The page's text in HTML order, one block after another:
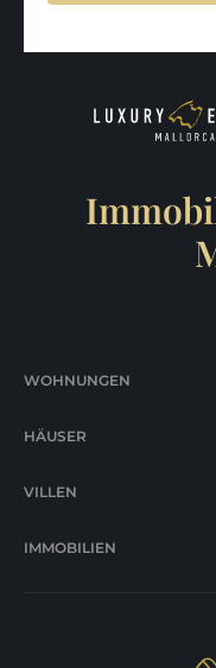
WOHNUNGEN
HÄUSER
VILLEN
IMMOBILIEN